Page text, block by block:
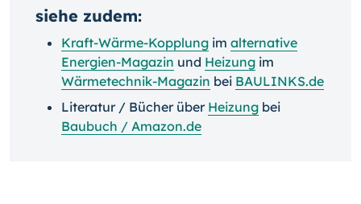
siehe zudem:
Kraft-Wärme-Kopplung im alternative
Energien-Magazin und Heizung im
Wärmetechnik-Magazin bei BAULINKS.de
Literatur / Bücher über Heizung bei
Baubuch / Amazon.de